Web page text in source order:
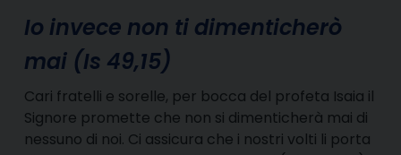
Io invece non ti dimenticherò
mai (Is 49,15)
Cari fratelli e sorelle, per bocca del profeta Isaia il
Signore promette che non si dimenticherà mai di
nessuno di noi. Ci assicura che i nostri volti li porta